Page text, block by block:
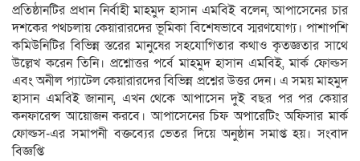
প্রতিষ্ঠানটির প্রধান নির্বাহী মাহমুদ হাসান এমবিই বলেন, আপাসেনের চার
দশকের পথচলায় কেয়ারারদের ভূমিকা বিশেষভাবে স্মরণযোগ্য। পাশাপশি
কমিউনিটির বিভিন্ন স্তরের মানুষের সহযোগিতার কথাও কৃতজ্ঞতার সাথে
উল্লেখ করেন তিনি। প্রশ্নোত্তর পর্বে মাহমুদ হাসান এমবিই, মার্ক ফোল্ডস
এবং অনীল প্যাটেল কেয়ারারদের বিভিন্ন প্রশ্নের উত্তর দেন। এ সময় মাহমুদ
হাসান এমবিই জানান, এখন থেকে আপাসেন দুই বছর পর পর কেয়ার
কনফারেন্স আয়োজন করবে। আপাসেনের চিফ অপারেটিং অফিসার মার্ক
ফোল্ডস-এর সমাপনী বক্তব্যের ভেতর দিয়ে অনুষ্ঠান সমাপ্ত হয়। সংবাদ
বিজ্ঞপ্তি